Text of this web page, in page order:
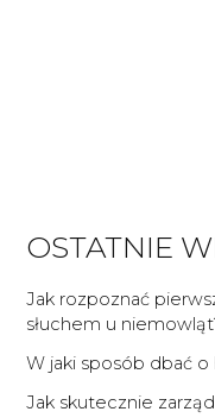
słuchem?
OSTATNIE
Jak rozpoznać
słuchem u
W jaki sposób dbać
Jak skutecznie